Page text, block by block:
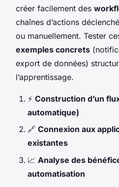
créer facilement des
chaînes d’actions
ou manuellement. Tester
exemples concrets
export de données)
l’apprentissage.
⚡ Construction d’un
automatique)
🔗 Connexion aux
existantes
📈 Analyse des
automatisation